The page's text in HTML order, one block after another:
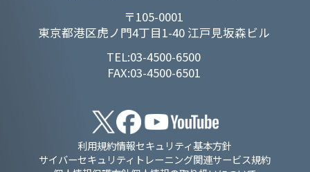
〒105-0001
東京都港区虎ノ門4丁目1-40 江戸見坂森ビル
TEL:03-4500-6500
FAX:03-4500-6501
利用規約情報セキュリティ基本方針
サイバーセキュリティトレーニング関連サービス規約